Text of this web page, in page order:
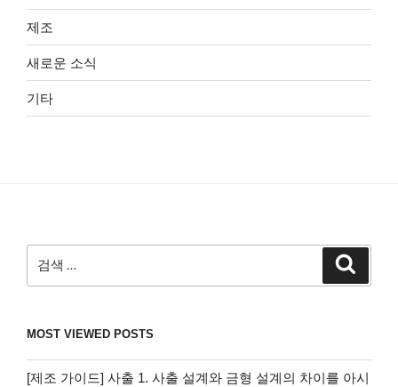
제조
새로운 소식
기타
색:
MOST VIEWED POSTS
[제조 가이드] 사출 1. 사출 설계와 금형 설계의 차이를 아시